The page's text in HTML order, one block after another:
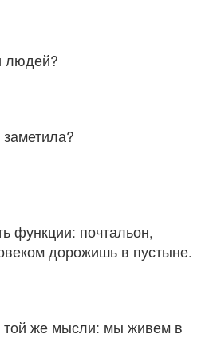
людей?
функции: почтальон,
дорожишь в пустыне.
той же мысли: мы живем в